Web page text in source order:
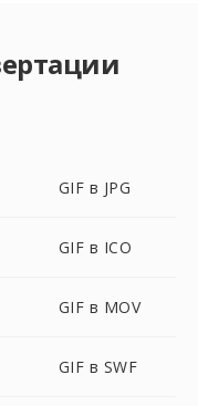
GIF в JPG
GIF в ICO
GIF в MOV
GIF в SWF